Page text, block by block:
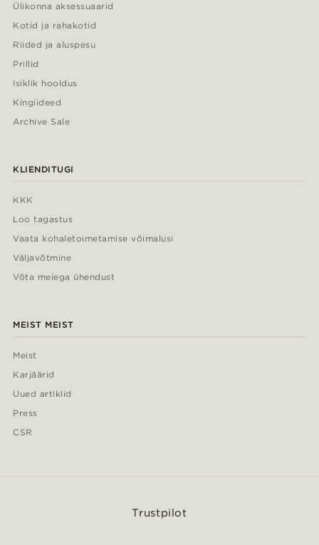
Ülikonna aksessuaarid
Kotid ja rahakotid
Riided ja aluspesu
Prillid
Isiklik hooldus
Kingiideed
Archive Sale
KLIENDITUGI
KKK
Loo tagastus
Vaata kohaletoimetamise võimalusi
Väljavõtmine
Võta meiega ühendust
MEIST MEIST
Meist
Karjäärid
Uued artiklid
Press
CSR
Trustpilot